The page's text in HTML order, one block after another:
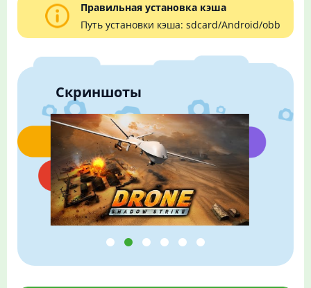
Правильная установка кэша
Путь установки кэша: sdcard/Android/obb
Скриншоты